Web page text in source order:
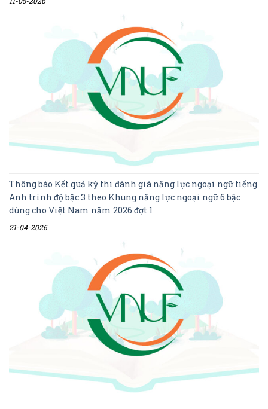
Thông báo Kết quả kỳ thi đánh giá năng lực ngoại ngữ tiếng
Anh trình độ bậc 3 theo Khung năng lực ngoại ngữ 6 bậc
dùng cho Việt Nam năm 2026 đợt 1
21-04-2026